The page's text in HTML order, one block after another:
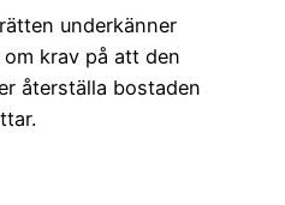
underkänner
krav på att den
återställa bostaden